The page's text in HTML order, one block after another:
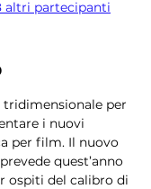
altri partecipanti
tridimensionale per
i nuovi
per film. Il nuovo
quest’anno
ospiti del calibro di